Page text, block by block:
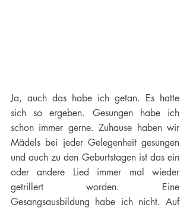
Ja, auch das habe ich getan. Es hatte
sich so ergeben. Gesungen habe ich
schon immer gerne. Zuhause haben wir
Mädels bei jeder Gelegenheit gesungen
und auch zu den Geburtstagen ist das ein
oder andere Lied immer mal wieder
getrillert worden. Eine
Gesangsausbildung habe ich nicht. Auf